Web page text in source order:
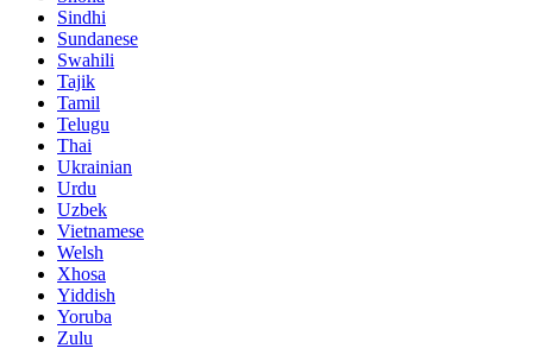
Sindhi
Sundanese
Swahili
Tajik
Tamil
Telugu
Thai
Ukrainian
Urdu
Uzbek
Vietnamese
Welsh
Xhosa
Yiddish
Yoruba
Zulu